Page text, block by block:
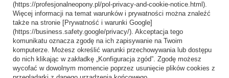
Polityka prywatności
Odstąpienie od umowy
Popularne kategorie
Opony bezdętkowe
(https://profesjonalneopony.pl/pol-privacy-and-cookie-notice.html).
Więcej informacji na temat warunków i prywatności można znaleźć
także na stronie [Prywatność i warunki Google]
(https://business.safety.google/privacy/). Akceptacja tego
komunikatu oznacza zgodę na ich zapisywanie na Twoim
komputerze. Możesz określić warunki przechowywania lub dostępu
do nich klikając w zakładkę „Konfiguracja zgód”. Zgodę możesz
wycofać w dowolnym momencie poprzez usunięcie plików cookies z